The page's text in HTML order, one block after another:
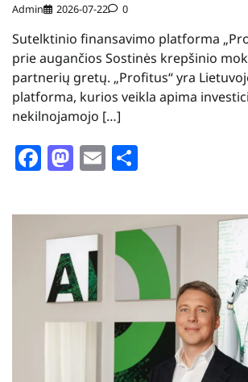
Admin 2026-07-22 0
Sutelktinio finansavimo platforma
prie augančios Sostinės krepšinio
partnerių gretų. „Profitus“ yra
platforma, kurios veikla apima
nekilnojamojo […]
Facebook
Mastodon
Email